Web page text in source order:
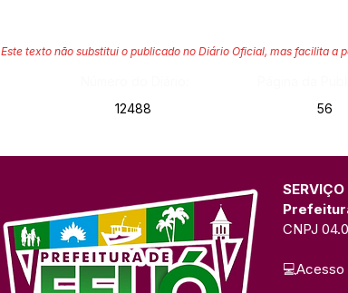
Este texto não substitui o publicado no Diário Oficial, mas facilita a
12488
56
CNPJ
💻Acesso